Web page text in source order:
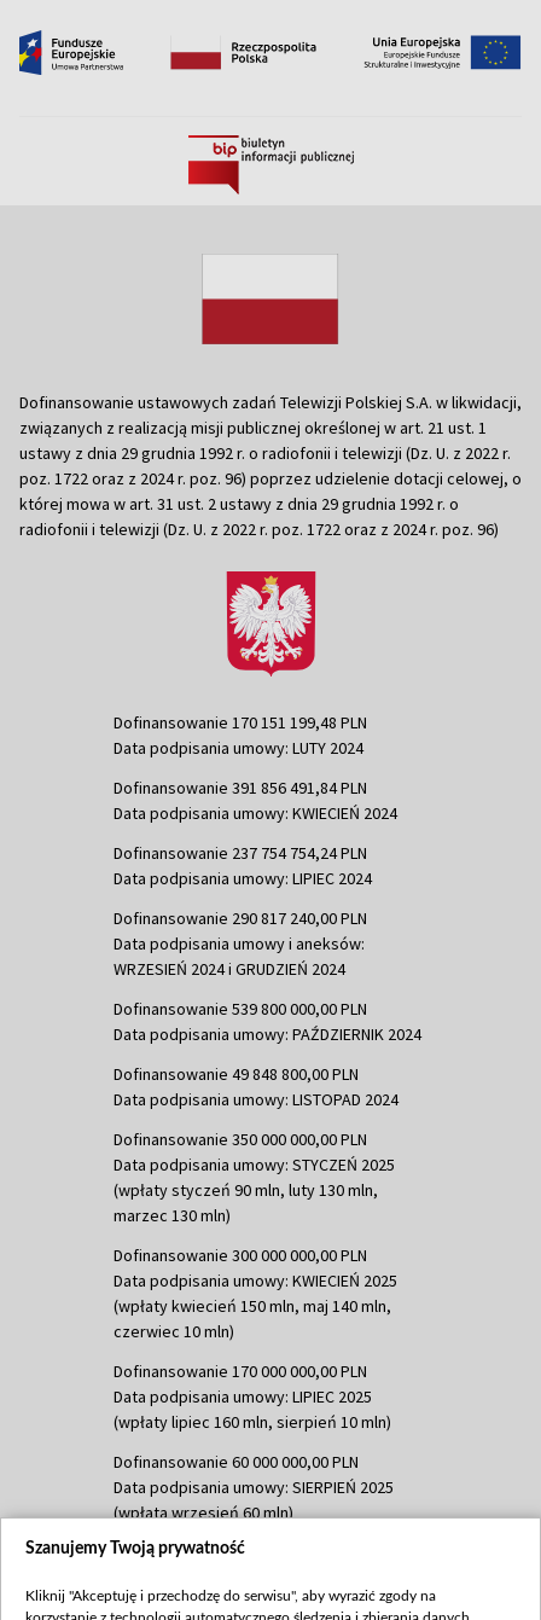
Dofinansowanie ustawowych zadań Telewizji Polskiej S.A. w likwidacji,
związanych z realizacją misji publicznej określonej w art. 21 ust. 1
ustawy z dnia 29 grudnia 1992 r. o radiofonii i telewizji (Dz. U. z 2022 r.
poz. 1722 oraz z 2024 r. poz. 96) poprzez udzielenie dotacji celowej, o
której mowa w art. 31 ust. 2 ustawy z dnia 29 grudnia 1992 r. o
radiofonii i telewizji (Dz. U. z 2022 r. poz. 1722 oraz z 2024 r. poz. 96)
Dofinansowanie 170 151 199,48 PLN
Data podpisania umowy: LUTY 2024
Dofinansowanie 391 856 491,84 PLN
Data podpisania umowy: KWIECIEŃ 2024
Dofinansowanie 237 754 754,24 PLN
Data podpisania umowy: LIPIEC 2024
Dofinansowanie 290 817 240,00 PLN
Data podpisania umowy i aneksów:
WRZESIEŃ 2024 i GRUDZIEŃ 2024
Dofinansowanie 539 800 000,00 PLN
Data podpisania umowy: PAŹDZIERNIK 2024
Dofinansowanie 49 848 800,00 PLN
Data podpisania umowy: LISTOPAD 2024
Dofinansowanie 350 000 000,00 PLN
Data podpisania umowy: STYCZEŃ 2025
(wpłaty styczeń 90 mln, luty 130 mln,
marzec 130 mln)
Dofinansowanie 300 000 000,00 PLN
Data podpisania umowy: KWIECIEŃ 2025
(wpłaty kwiecień 150 mln, maj 140 mln,
czerwiec 10 mln)
Dofinansowanie 170 000 000,00 PLN
Data podpisania umowy: LIPIEC 2025
(wpłaty lipiec 160 mln, sierpień 10 mln)
Dofinansowanie 60 000 000,00 PLN
Data podpisania umowy: SIERPIEŃ 2025
(wpłata wrzesień 60 mln)
Dofinansowanie 635 783 051,21 PLN
(wpłata wrzesień 100 mln, październik 350
Szanujemy Twoją prywatność
Kliknij "Akceptuję i przechodzę do serwisu", aby wyrazić zgody na